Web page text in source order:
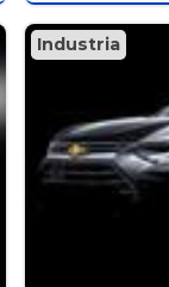
Industria